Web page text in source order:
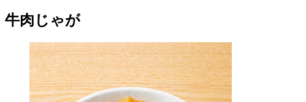
牛肉じゃが